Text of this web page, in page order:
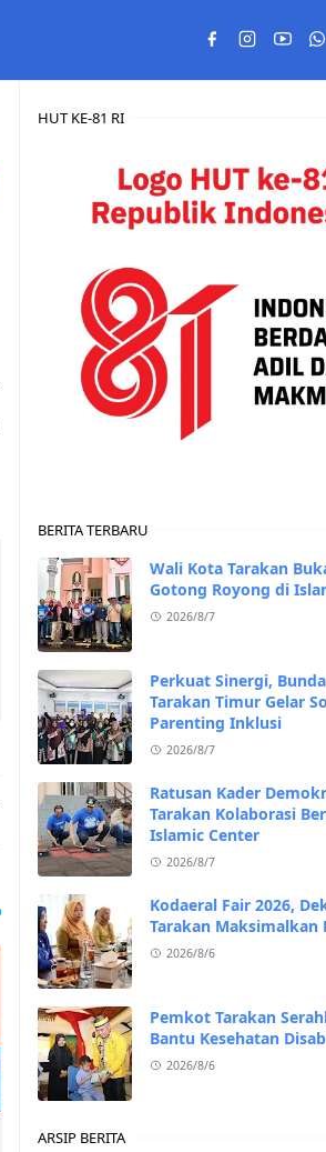
HUT KE-81 RI
BERITA TERBARU
Wali Kota Tarakan
Gotong Royong di
2026/8/7
Perkuat Sinergi,
Tarakan Timur Gelar
Parenting Inklusi
2026/8/7
Ratusan Kader
Tarakan Kolaborasi
Islamic Center
2026/8/7
Kodaeral Fair 2026,
Tarakan Maksimalkan
2026/8/6
Pemkot Tarakan
Bantu Kesehatan
2026/8/6
ARSIP BERITA